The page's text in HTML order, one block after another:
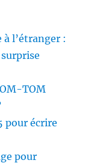
à l’étranger :
TOM
pour écrire
pour